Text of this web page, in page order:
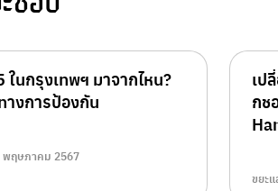
ในกรุงเทพฯ มาจากไหน?
งการป้องกัน
พฤษภาคม 2567
เป
กช
ขยะ